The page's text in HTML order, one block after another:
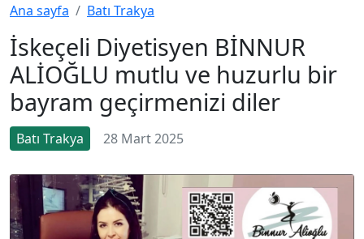
Ana sayfa Batı Trakya
İskeçeli Diyetisyen BİNNUR
ALİOĞLU mutlu ve huzurlu bir
bayram geçirmenizi diler
Batı Trakya 28 Mart 2025